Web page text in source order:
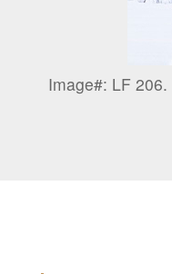
Image#: LF